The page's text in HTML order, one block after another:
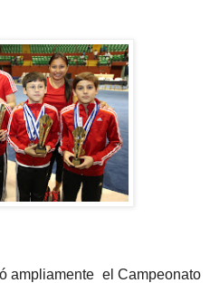
ampliamente el Campeonato